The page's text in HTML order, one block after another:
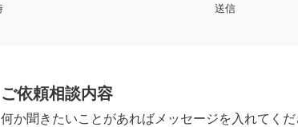
送信
ご依頼相談内容
何か聞きたいことがあればメッセージを入れてくだ